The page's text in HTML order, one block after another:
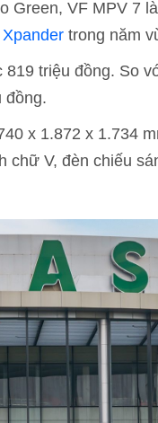
VF MPV 7
trong năm
triệu đồng. So
đồng.
x 1.872 x 1.734
chữ V, đèn chiếu